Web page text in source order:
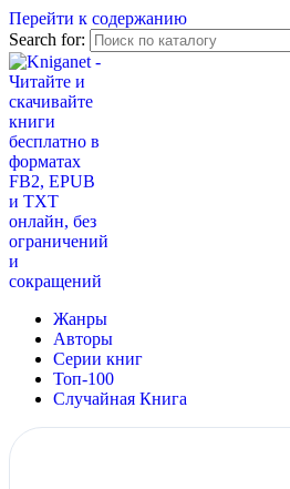
Перейти к содержанию
Search for:
Жанры
Авторы
Серии книг
Топ-100
Случайная Книга